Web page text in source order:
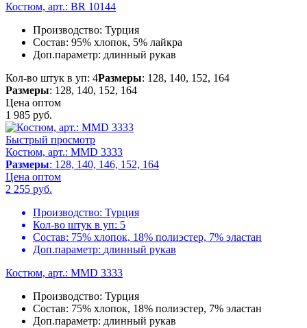
Костюм, арт.: BR 10144
Производство: Турция
Состав: 95% хлопок, 5% лайкра
Доп.параметр: длинный рукав
Кол-во штук в уп: 4Размеры: 128, 140, 152, 164
Размеры: 128, 140, 152, 164
Цена оптом
1 985 руб.
Быстрый просмотр
Костюм, арт.: MMD 3333
Размеры: 128, 140, 146, 152, 164
Цена оптом
2 255 руб.
Производство: Турция
Кол-во штук в уп: 5
Состав: 75% хлопок, 18% полиэстер, 7% эластан
Доп.параметр: длинный рукав
Костюм, арт.: MMD 3333
Производство: Турция
Состав: 75% хлопок, 18% полиэстер, 7% эластан
Доп.параметр: длинный рукав